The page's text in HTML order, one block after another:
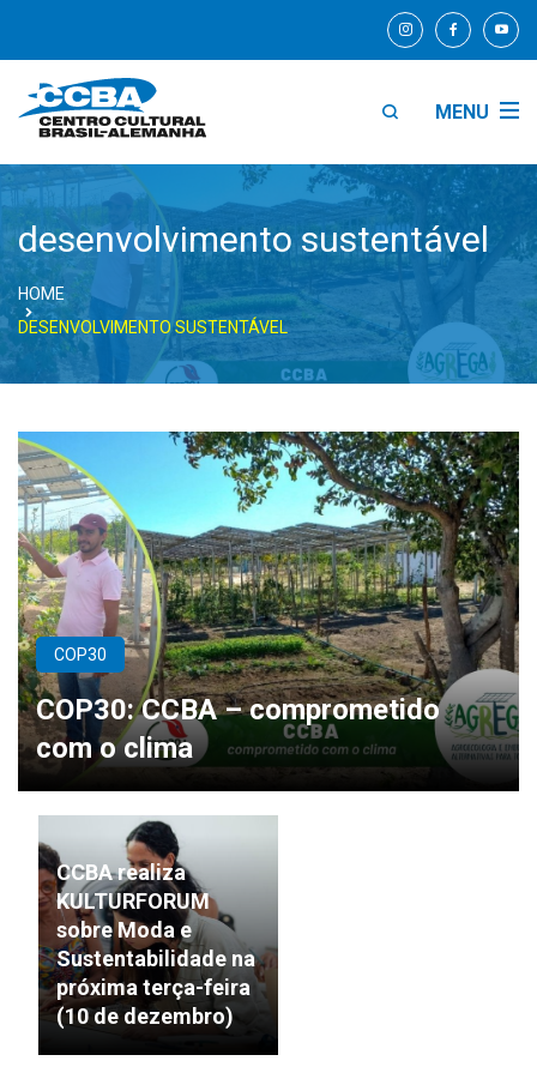
MENU
desenvolvimento sustentável
HOME
DESENVOLVIMENTO SUSTENTÁVEL
COP30
COP30: CCBA – comprometido
com o clima
CCBA realiza
KULTURFORUM
sobre Moda e
Sustentabilidade na
próxima terça-feira
(10 de dezembro)